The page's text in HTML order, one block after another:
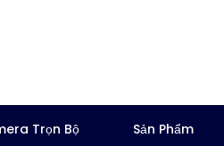
Trọn Bộ Sản Phẩm